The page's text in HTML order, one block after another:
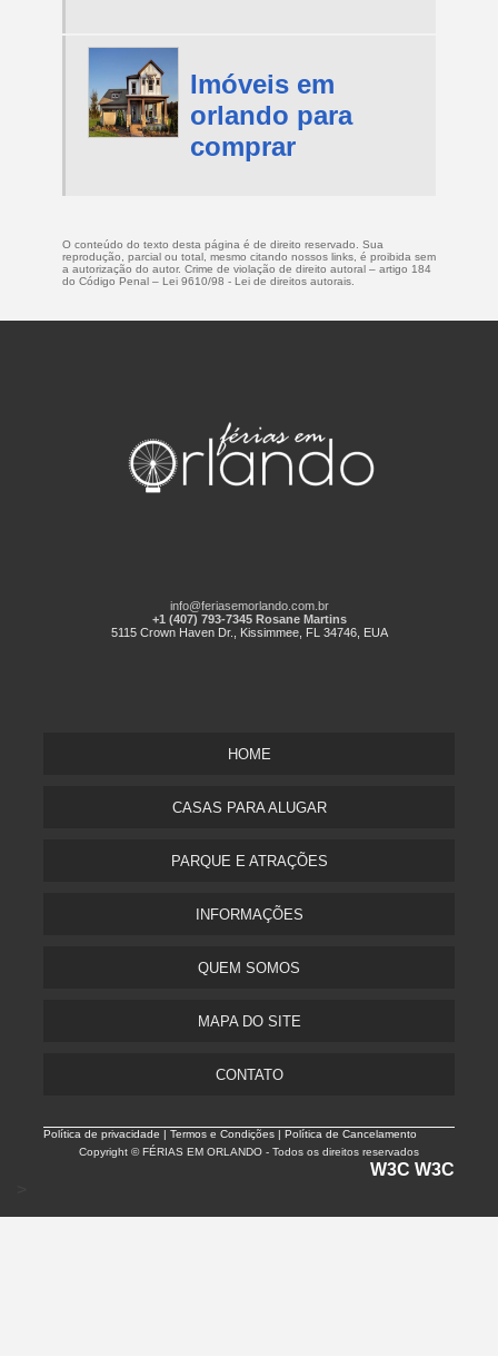
Imóveis em
orlando para
comprar
O conteúdo do texto desta página é de direito reservado. Sua
reprodução, parcial ou total, mesmo citando nossos links, é proibida sem
a autorização do autor. Crime de violação de direito autoral – artigo 184
do Código Penal – Lei 9610/98 - Lei de direitos autorais
info@feriasemorlando.com.br
+1 (407) 793-7345 Rosane Martins
5115 Crown Haven Dr., Kissimmee, FL 34746, EUA
HOME
CASAS PARA ALUGAR
PARQUE E ATRAÇÕES
INFORMAÇÕES
QUEM SOMOS
MAPA DO SITE
CONTATO
Política de privacidade |Termos e Condições | Política de Cancelamento
Copyright © FÉRIAS EM ORLANDO - Todos os direitos reservados
W3C W3C